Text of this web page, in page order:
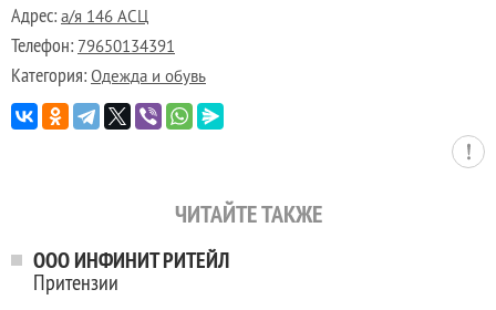
Адрес: а/я 146 АСЦ
Телефон: 79650134391
Категория: Одежда и обувь
ЧИТАЙТЕ ТАКЖЕ
OOO ИНФИНИТ РИТЕЙЛ
Притензии